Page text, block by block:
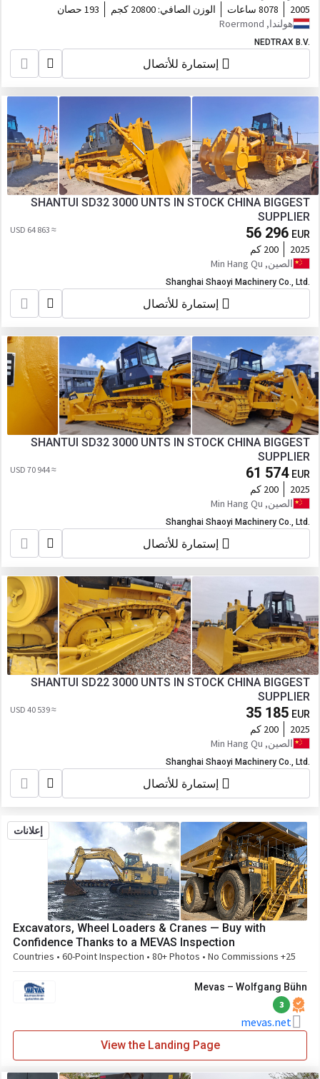
2005 8078 ساعات الوزن الصافي: 20800 كجم
193 حصان
هولندا, Roermond
NEDTRAX B.V.
إستمارة للأتصال
SHANTUI SD32 3000 UNTS IN STOCK CHINA BIGGEST
SUPPLIER
56 296 EUR
≈ 64 863 USD
2025
200 كم
الصين, Min Hang Qu
Shanghai Shaoyi Machinery Co., Ltd.
إستمارة للأتصال
SHANTUI SD32 3000 UNTS IN STOCK CHINA BIGGEST
SUPPLIER
61 574 EUR
≈ 70 944 USD
2025
200 كم
الصين, Min Hang Qu
Shanghai Shaoyi Machinery Co., Ltd.
إستمارة للأتصال
SHANTUI SD22 3000 UNTS IN STOCK CHINA BIGGEST
SUPPLIER
35 185 EUR
≈ 40 539 USD
2025
200 كم
الصين, Min Hang Qu
Shanghai Shaoyi Machinery Co., Ltd.
إستمارة للأتصال
إعلانات
Excavators, Wheel Loaders & Cranes — Buy with
Confidence Thanks to a MEVAS Inspection
25+ Countries • 60-Point Inspection • 80+ Photos • No Commissions
Mevas – Wolfgang Bühn
3
mevas.net
View the Landing Page